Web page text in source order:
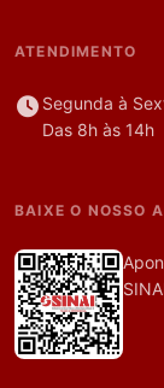
ATENDIMENTO
Segunda à
Das 8h às 14h
BAIXE O NOSSO